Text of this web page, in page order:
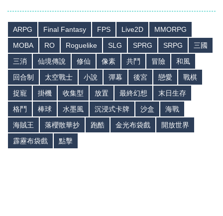
ARPG Final Fantasy FPS Live2D
MMORPG
MOBA
RO Roguelike SLG SPRG SRPG
三國
三消
仙境傳說 修仙 像素 共鬥 冒險
和風
回合制
太空戰士 小說 彈幕 後宮 戀愛
戰棋
捉寵
掛機 收集型 放置 最終幻想
末日生存
格鬥
棒球 水墨風 沉浸式卡牌 沙盒
海戰
海賊王
落櫻散華抄 跑酷 金光布袋戲
開放世界
霹靂布袋戲
點擊